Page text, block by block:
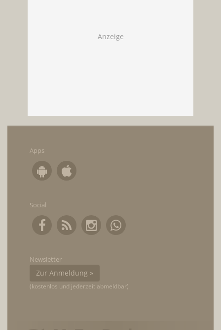
Apps
Social
Newsletter
Zur Anmeldung »
(kostenlos und jederzeit abmeldbar)